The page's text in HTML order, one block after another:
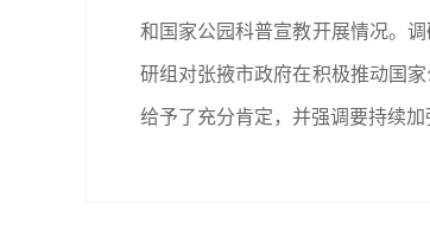
和国家公园科普宣教开展情况。
研组对张掖市政府在积极推动国
给予了充分肯定，并强调要持续